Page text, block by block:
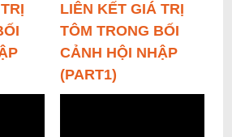
LIÊN KẾT GIÁ TRỊ
TÔM TRONG BỐI
CẢNH HỘI NHẬP
(PART1)